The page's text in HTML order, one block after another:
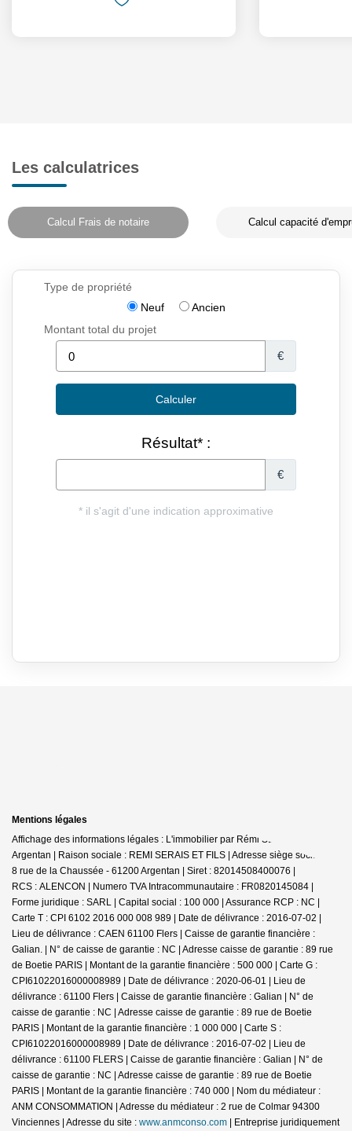
Les calculatrices
Calcul Frais de notaire Calcul capacité
Mentions légales
Affichage des informations légales : L'immobilier par Rémi SERAIS -
Argentan | Raison sociale : REMI SERAIS ET FILS | Adresse siège social : 6-
8 rue de la Chaussée - 61200 Argentan | Siret : 82014508400076 |
RCS : ALENCON | Numero TVA Intracommunautaire : FR0820145084 |
Forme juridique : SARL | Capital social : 100 000 | Assurance RCP : NC |
Carte T : CPI 6102 2016 000 008 989 | Date de délivrance : 2016-07-02 |
Lieu de délivrance : CAEN 61100 Flers | Caisse de garantie financière :
Galian. | N° de caisse de garantie : NC | Adresse caisse de garantie : 89 rue
de Boetie PARIS | Montant de la garantie financière : 500 000 | Carte G :
CPI61022016000008989 | Date de délivrance : 2020-06-01 | Lieu de
délivrance : 61100 Flers | Caisse de garantie financière : Galian | N° de
caisse de garantie : NC | Adresse caisse de garantie : 89 rue de Boetie
PARIS | Montant de la garantie financière : 1 000 000 | Carte S :
CPI61022016000008989 | Date de délivrance : 2016-07-02 | Lieu de
délivrance : 61100 FLERS | Caisse de garantie financière : Galian | N° de
caisse de garantie : NC | Adresse caisse de garantie : 89 rue de Boetie
PARIS | Montant de la garantie financière : 740 000 | Nom du médiateur :
ANM CONSOMMATION | Adresse du médiateur : 2 rue de Colmar 94300
Vinciennes | Adresse du site : www.anmconso.com | Entreprise juridiquement